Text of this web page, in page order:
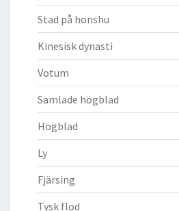
Stad på honshu
Kinesisk dynasti
Votum
Samlade högblad
Högblad
Ly
Fjärsing
Tysk flod